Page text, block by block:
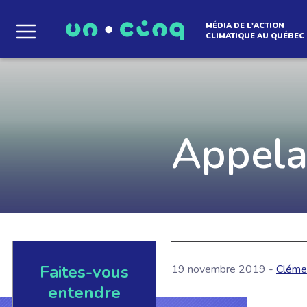
Le média qui
Que des solutions concrètes et inspirantes.
EN SAVOIR +
MÉDIA DE L'ACTION
CLIMATIQUE AU QUÉBEC
Faites-vous
entendre
19 novembre 2019 -